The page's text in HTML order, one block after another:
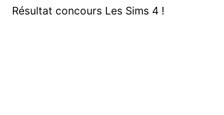
Résultat concours Les Sims 4 !